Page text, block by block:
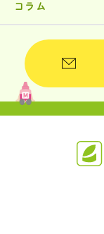
コラム